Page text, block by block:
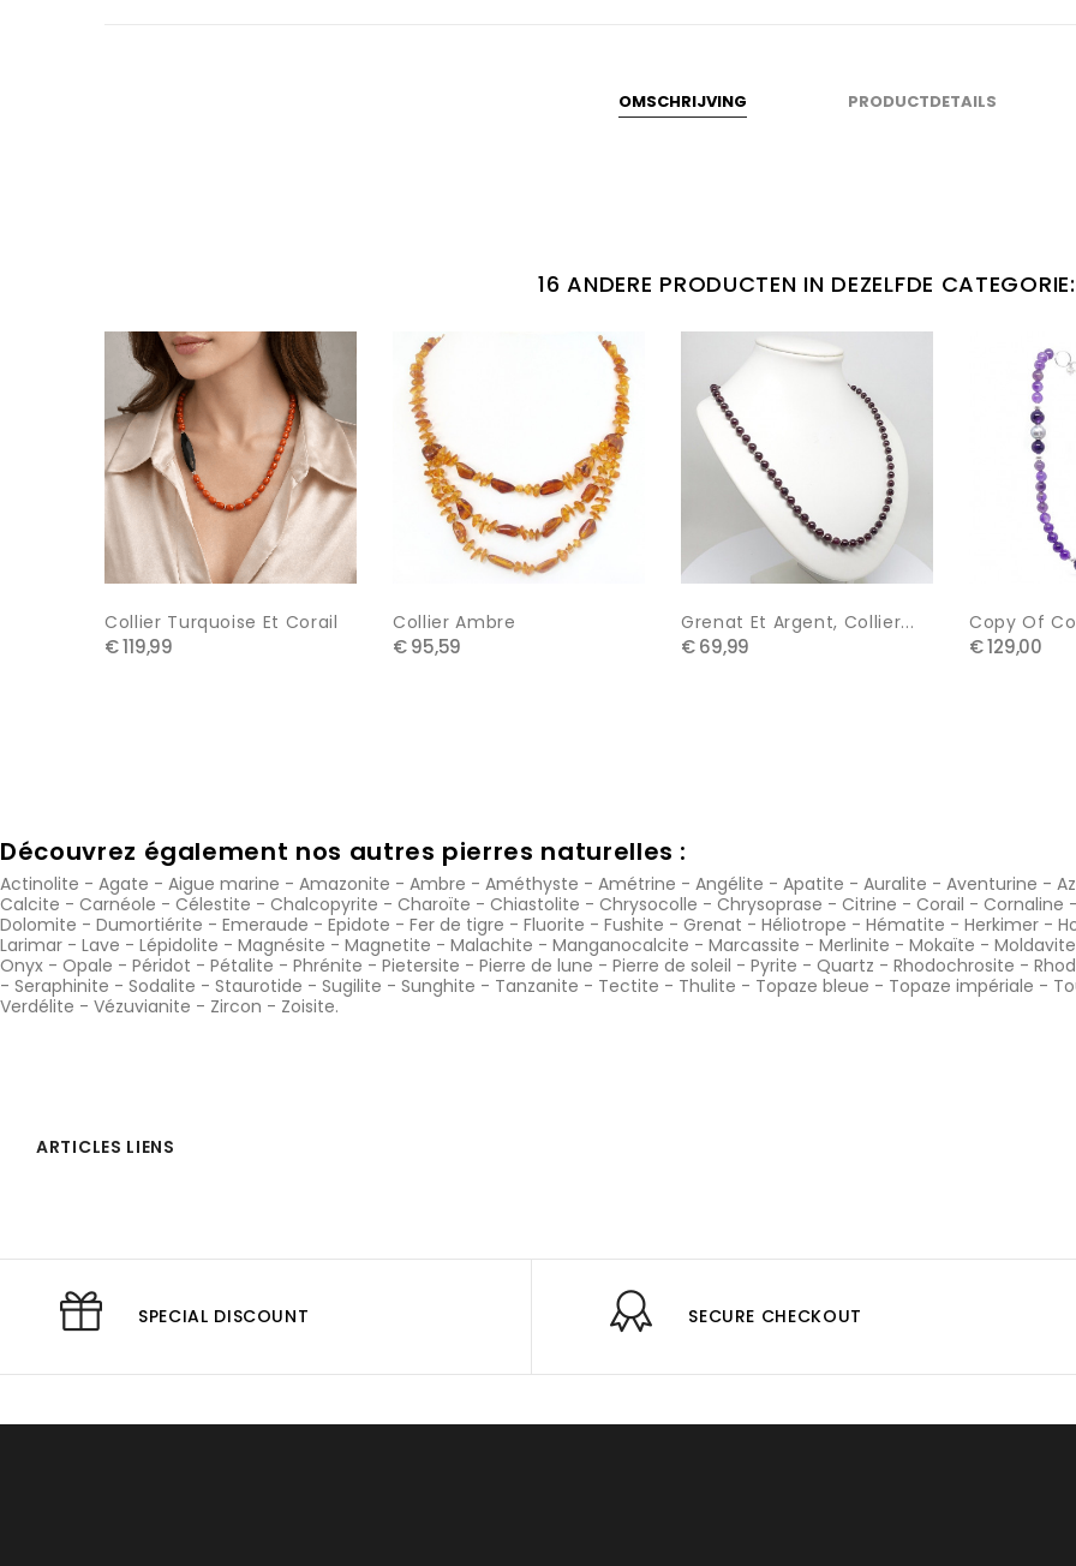
OMSCHRIJVING PRODUCTDETAILS
16 ANDERE PRODUCTEN IN DEZELFDE CATEGORIE:
Collier Turquoise Et Corail
€ 119,99
Collier Ambre
€ 95,59
Grenat Et Argent, Collier...
€ 69,99
Copy Of
€ 129,00
Découvrez également nos autres pierres naturelles :
Actinolite - Agate - Aigue marine - Amazonite - Ambre - Améthyste - Amétrine - Angélite - Apatite - Auralite - Aventurine -
Calcite - Carnéole - Célestite - Chalcopyrite - Charoïte - Chiastolite - Chrysocolle - Chrysoprase - Citrine - Corail - Cornaline
Dolomite - Dumortiérite - Emeraude - Epidote - Fer de tigre - Fluorite - Fushite - Grenat - Héliotrope - Hématite - Herkimer -
Larimar - Lave - Lépidolite - Magnésite - Magnetite - Malachite - Manganocalcite - Marcassite - Merlinite - Mokaïte - Moldavite
Onyx - Opale - Péridot - Pétalite - Phrénite - Pietersite - Pierre de lune - Pierre de soleil - Pyrite - Quartz - Rhodochrosite -
- Seraphinite - Sodalite - Staurotide - Sugilite - Sunghite - Tanzanite - Tectite - Thulite - Topaze bleue - Topaze impériale -
Verdélite - Vézuvianite - Zircon - Zoisite.
ARTICLES LIENS
SPECIAL DISCOUNT SECURE CHECKOUT